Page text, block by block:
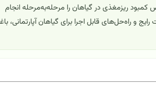
ریزمغذی در گیاهان را مرحله‌به‌مرحله انجام
و راه‌حل‌های قابل اجرا برای گیاهان آپارتمانی،